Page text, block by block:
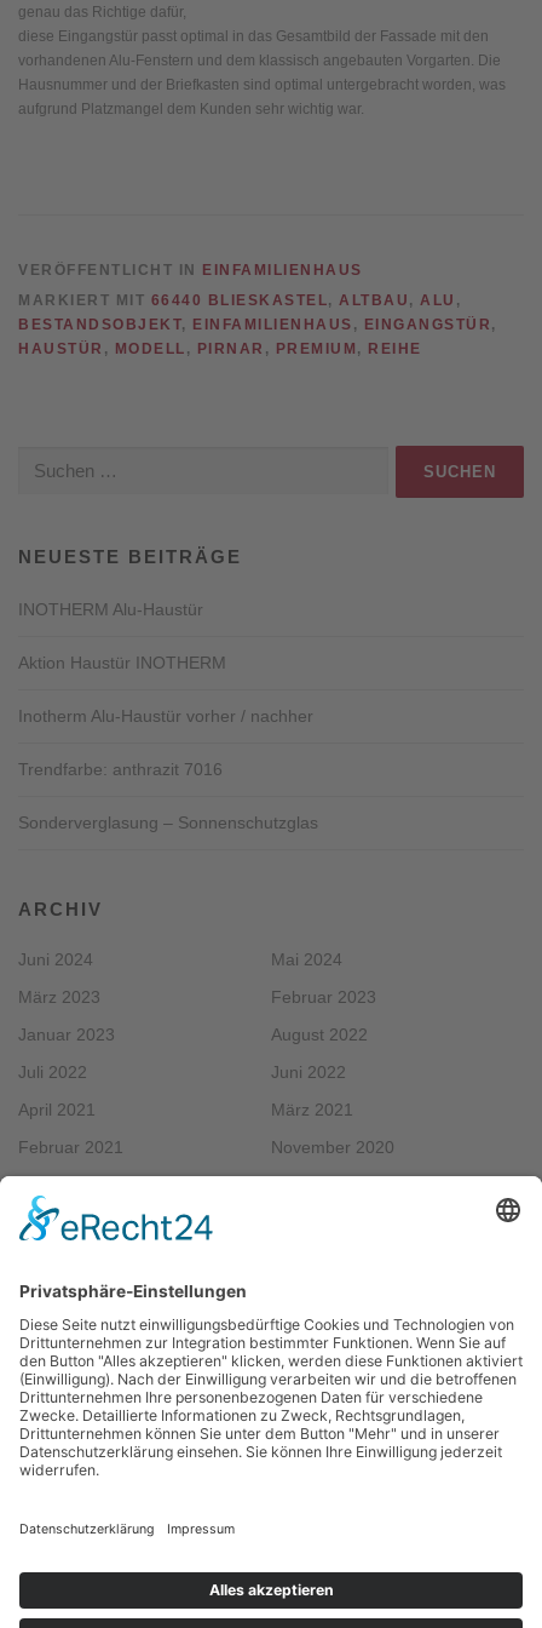
genau das Richtige dafür,
diese Eingangstür passt optimal in das Gesamtbild der Fassade mit den
vorhandenen Alu-Fenstern und dem klassisch angebauten Vorgarten. Die
Hausnummer und der Briefkasten sind optimal untergebracht worden, was
aufgrund Platzmangel dem Kunden sehr wichtig war.
VERÖFFENTLICHT IN EINFAMILIENHAUS
MARKIERT MIT 66440 BLIESKASTEL, ALTBAU , ALU ,
BESTANDSOBJEKT, EINFAMILIENHAUS , EINGANGSTÜR ,
HAUSTÜR , MODELL , PIRNAR , PREMIUM , REIHE
nach:
NEUESTE BEITRÄGE
INOTHERM Alu-Haustür
Aktion Haustür INOTHERM
Inotherm Alu-Haustür vorher / nachher
Trendfarbe: anthrazit 7016
Sonderverglasung – Sonnenschutzglas
ARCHIV
Juni 2024
Mai 2024
März 2023
Februar 2023
Januar 2023
August 2022
Juli 2022
Juni 2022
April 2021
März 2021
Februar 2021
November 2020
Mai 2020
Dezember 2019
Oktober 2019
August 2019
Juli 2019
Juni 2019
Mai 2019
April 2019
März 2019
Februar 2019
November 2018